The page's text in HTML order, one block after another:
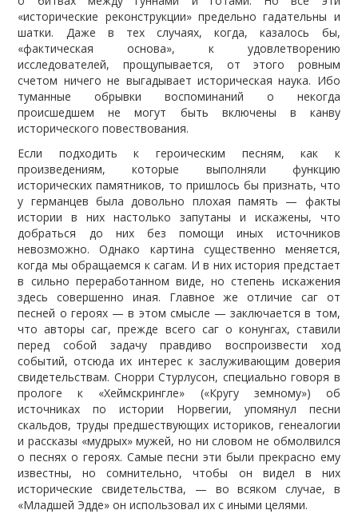
«исторические реконструкции» предельно гадательны и
шатки. Даже в тех случаях, когда, казалось бы,
«фактическая основа», к удовлетворению
исследователей, прощупывается, от этого ровным
счетом ничего не выгадывает историческая наука. Ибо
туманные обрывки воспоминаний о некогда
происшедшем не могут быть включены в канву
исторического повествования.
Если подходить к героическим песням, как к
произведениям, которые выполняли функцию
исторических памятников, то пришлось бы признать, что
у германцев была довольно плохая память — факты
истории в них настолько запутаны и искажены, что
добраться до них без помощи иных источников
невозможно. Однако картина существенно меняется,
когда мы обращаемся к сагам. И в них история предстает
в сильно переработанном виде, но степень искажения
здесь совершенно иная. Главное же отличие саг от
песней о героях — в этом смысле — заключается в том,
что авторы саг, прежде всего саг о конунгах, ставили
перед собой задачу правдиво воспроизвести ход
событий, отсюда их интерес к заслуживающим доверия
свидетельствам. Снорри Стурлусон, специально говоря в
прологе к «Хеймскрингле» («Кругу земному») об
источниках по истории Норвегии, упомянул песни
скальдов, труды предшествующих историков, генеалогии
и рассказы «мудрых» мужей, но ни словом не обмолвился
о песнях о героях. Самые песни эти были прекрасно ему
известны, но сомнительно, чтобы он видел в них
исторические свидетельства, — во всяком случае, в
«Младшей Эдде» он использовал их с иными целями.